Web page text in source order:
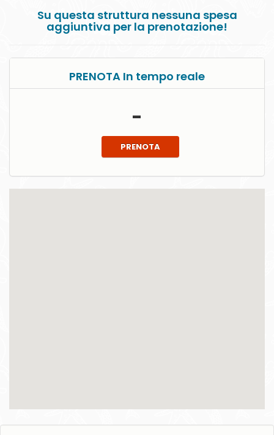
Su questa struttura nessuna spesa
aggiuntiva per la prenotazione!
PRENOTA In tempo reale
-
PRENOTA